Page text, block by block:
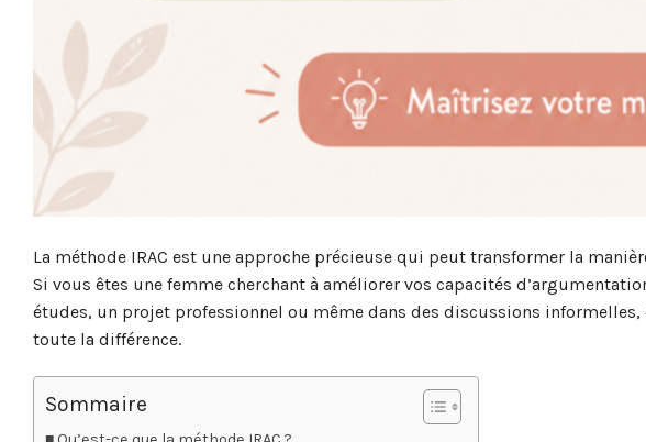
La méthode IRAC est une approche précieuse qui peut transformer la
Si vous êtes une femme cherchant à améliorer vos capacités
études, un projet professionnel ou même dans des discussions
toute la différence.
Sommaire